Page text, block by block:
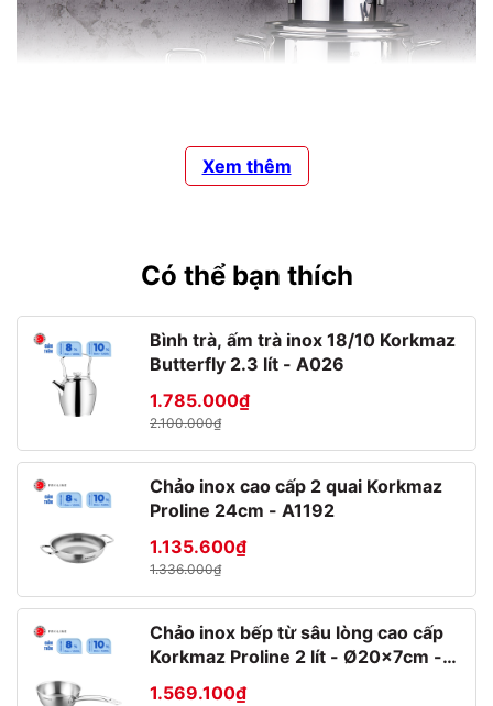
Xem thêm
Có thể bạn thích
Bình trà, ấm trà inox 18/10 Korkmaz
Butterfly 2.3 lít - A026
1.785.000₫
2.100.000₫
Chảo inox cao cấp 2 quai Korkmaz
Proline 24cm - A1192
1.135.600₫
1.336.000₫
Chảo inox bếp từ sâu lòng cao cấp
Korkmaz Proline 2 lít - Ø20x7cm -
A1175
1.569.100₫